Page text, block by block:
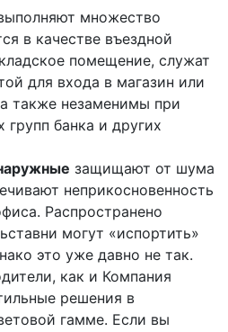
множество
в качестве въездной
помещение, служат
для входа в магазин или
также незаменимы при
банка и других
защищают от шума
неприкосновенность
Распространено
могут «испортить»
это уже давно не так.
как и Компания
решения в
гамме. Если вы